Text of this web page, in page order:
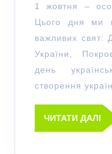
1 жовтня –
Цього дня ми
важливих свят:
України,
день
створення
ЧИТАТИ ДАЛІ